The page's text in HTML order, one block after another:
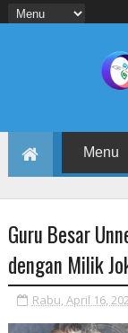
Guru Besar
dengan Milik
Rabu, April 16,